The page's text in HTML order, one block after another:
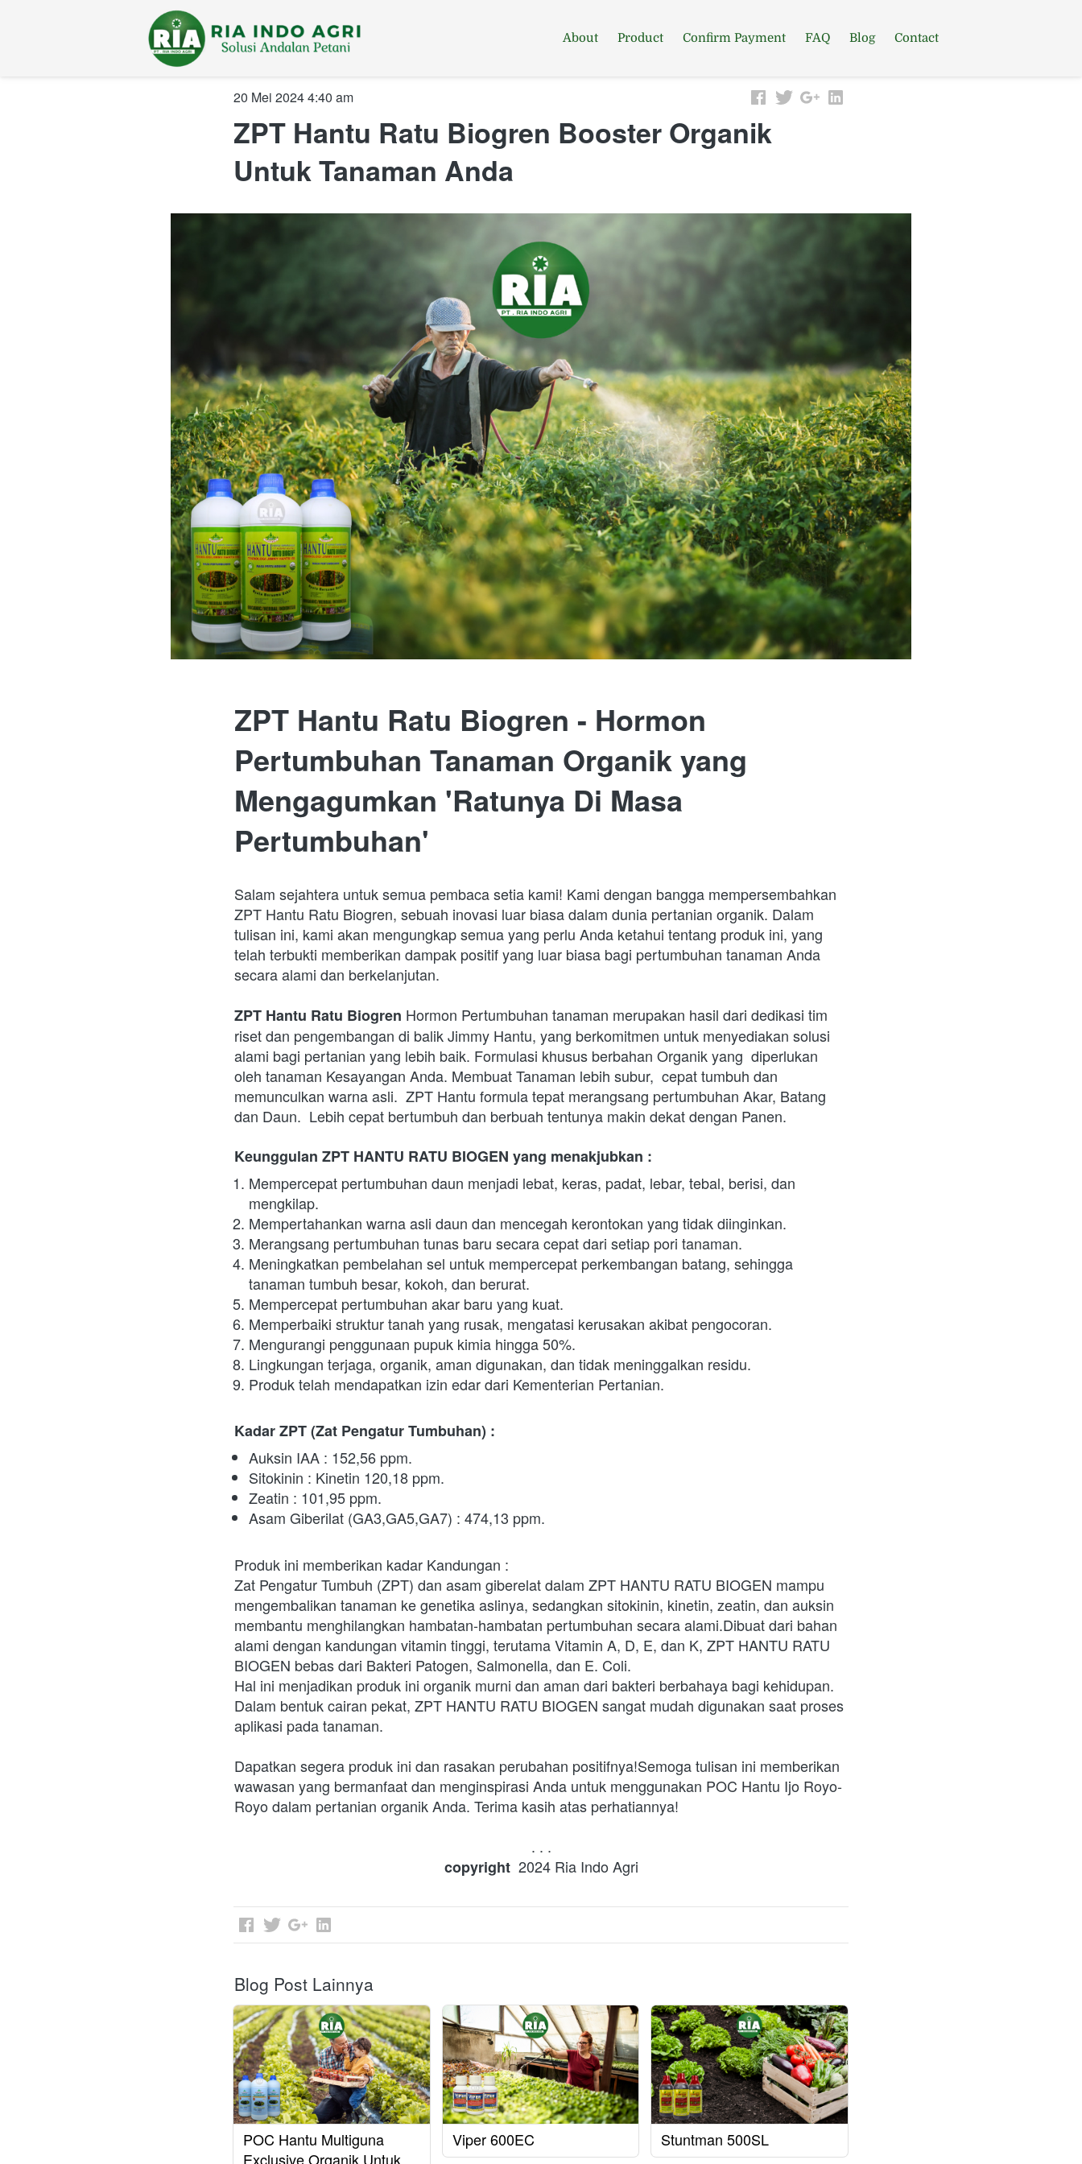
About Product Confirm Payment FAQ Blog Contact
20 Mei 2024 4:40 am
ZPT Hantu Ratu Biogren Booster Organik
Untuk Tanaman Anda
ZPT Hantu Ratu Biogren - Hormon
Pertumbuhan Tanaman Organik yang
Mengagumkan 'Ratunya Di Masa
Pertumbuhan'
Salam sejahtera untuk semua pembaca setia kami! Kami dengan bangga mempersembahkan
ZPT Hantu Ratu Biogren, sebuah inovasi luar biasa dalam dunia pertanian organik. Dalam
tulisan ini, kami akan mengungkap semua yang perlu Anda ketahui tentang produk ini, yang
telah terbukti memberikan dampak positif yang luar biasa bagi pertumbuhan tanaman Anda
secara alami dan berkelanjutan.
ZPT Hantu Ratu Biogren Hormon Pertumbuhan tanaman merupakan hasil dari dedikasi tim
riset dan pengembangan di balik Jimmy Hantu, yang berkomitmen untuk menyediakan solusi
alami bagi pertanian yang lebih baik. Formulasi khusus berbahan Organik yang  diperlukan
oleh tanaman Kesayangan Anda. Membuat Tanaman lebih subur,  cepat tumbuh dan
memunculkan warna asli.  ZPT Hantu formula tepat merangsang pertumbuhan Akar, Batang
dan Daun.  Lebih cepat bertumbuh dan berbuah tentunya makin dekat dengan Panen.
Keunggulan ZPT HANTU RATU BIOGEN yang menakjubkan :
Mempercepat pertumbuhan daun menjadi lebat, keras, padat, lebar, tebal, berisi, dan
mengkilap.
Mempertahankan warna asli daun dan mencegah kerontokan yang tidak diinginkan.
Merangsang pertumbuhan tunas baru secara cepat dari setiap pori tanaman.
Meningkatkan pembelahan sel untuk mempercepat perkembangan batang, sehingga
tanaman tumbuh besar, kokoh, dan berurat.
Mempercepat pertumbuhan akar baru yang kuat.
Memperbaiki struktur tanah yang rusak, mengatasi kerusakan akibat pengocoran.
Mengurangi penggunaan pupuk kimia hingga 50%.
Lingkungan terjaga, organik, aman digunakan, dan tidak meninggalkan residu.
Produk telah mendapatkan izin edar dari Kementerian Pertanian.
Kadar ZPT (Zat Pengatur Tumbuhan) :
Auksin IAA : 152,56 ppm.
Sitokinin : Kinetin 120,18 ppm.
Zeatin : 101,95 ppm.
Asam Giberilat (GA3,GA5,GA7) : 474,13 ppm.
Produk ini memberikan kadar Kandungan :
Zat Pengatur Tumbuh (ZPT) dan asam giberelat dalam ZPT HANTU RATU BIOGEN mampu
mengembalikan tanaman ke genetika aslinya, sedangkan sitokinin, kinetin, zeatin, dan auksin
membantu menghilangkan hambatan-hambatan pertumbuhan secara alami.Dibuat dari bahan
alami dengan kandungan vitamin tinggi, terutama Vitamin A, D, E, dan K, ZPT HANTU RATU
BIOGEN bebas dari Bakteri Patogen, Salmonella, dan E. Coli.
Hal ini menjadikan produk ini organik murni dan aman dari bakteri berbahaya bagi kehidupan.
Dalam bentuk cairan pekat, ZPT HANTU RATU BIOGEN sangat mudah digunakan saat proses
aplikasi pada tanaman.
Dapatkan segera produk ini dan rasakan perubahan positifnya!Semoga tulisan ini memberikan
wawasan yang bermanfaat dan menginspirasi Anda untuk menggunakan POC Hantu Ijo Royo-
Royo dalam pertanian organik Anda. Terima kasih atas perhatiannya!
. . .
copyright
  2024 Ria Indo Agri
Blog Post Lainnya
POC Hantu Multiguna
Exclusive Organik Untuk
Viper 600EC Stuntman 500SL